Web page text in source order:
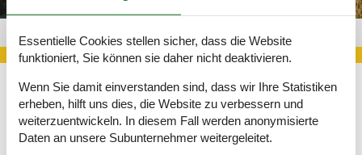
Irland ist als besonders kinderfreundliches Familienreiseziel
bekannt. Auf der grünen Insel herrscht ganzjährig ein mildes
Klima und die endlos erscheinenden Landschaften wirken auf
Essentielle Cookies stellen sicher, dass die Website
funktioniert, Sie können sie daher nicht deaktivieren.
Wenn Sie damit einverstanden sind, dass wir Ihre Statistiken
erheben, hilft uns dies, die Website zu verbessern und
weiterzuentwickeln. In diesem Fall werden anonymisierte
Daten an unsere Subunternehmer weitergeleitet.